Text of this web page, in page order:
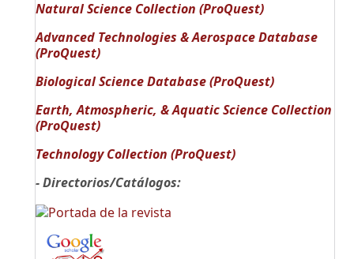
Natural Science Collection (ProQuest)
Advanced Technologies & Aerospace Database
(ProQuest)
Biological Science Database (ProQuest)
Earth, Atmospheric, & Aquatic Science Collection
(ProQuest)
Technology Collection (ProQuest)
- Directorios/Catálogos: